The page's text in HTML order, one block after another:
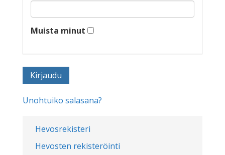
Hevosrekisteri
Hevosten rekisteröinti
Muista minut
Unohtuiko salasana?